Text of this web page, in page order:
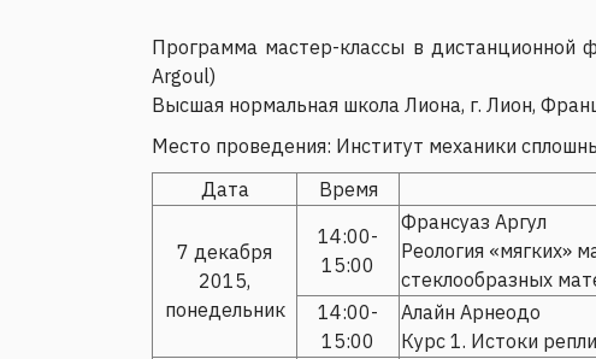
Программа мастер-классы в дистанционной
Argoul)
Высшая нормальная школа Лиона, г. Лион,
Место проведения: Институт механики
Дата
Время
7 декабря
2015,
понедельник
14:00-
15:00
Франсуаз Аргул
Реология «мягких»
стеклообразных
14:00-
15:00
Алайн Арнеодо
Курс 1. Истоки